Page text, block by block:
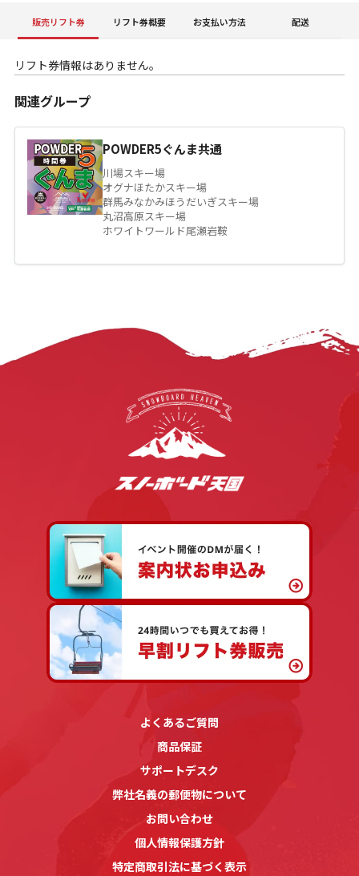
販売リフト券 リフト券概要 お支払い方法 配送
リフト券情報はありません。
関連グループ
POWDER5ぐんま共通
川場スキー場
オグナほたかスキー場
群馬みなかみほうだいぎスキー場
丸沼高原スキー場
ホワイトワールド尾瀬岩鞍
よくあるご質問
商品保証
サポートデスク
弊社名義の郵便物について
お問い合わせ
個人情報保護方針
特定商取引法に基づく表示